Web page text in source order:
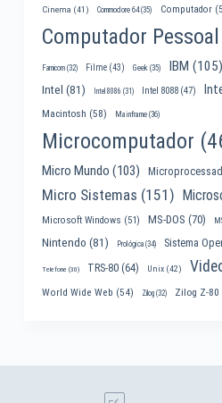
Cinema (41) Commodore 64(35) Computador
Computador Pessoal
Famicom(32) Filme(43) Geek (35) IBM (105)
Intel (81) Intel 8086 (31) Intel 8088(47)
Macintosh (58) Mainframe(36)
Microcomputador
Micro Mundo (103)
Micro Sistemas (151)
Microsoft Windows (51) MS-DOS (70)
Nintendo (81) Prológica(34) Sistema
Telefone (30) TRS-80(64) Unix(42)
World Wide Web (54) Zilog(32) Zilog Z-80